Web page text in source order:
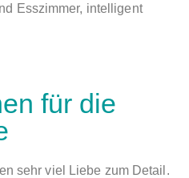
Esszimmer, intelligent
für die
sehr viel Liebe zum Detail.